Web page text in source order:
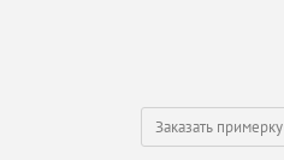
Заказать примерку